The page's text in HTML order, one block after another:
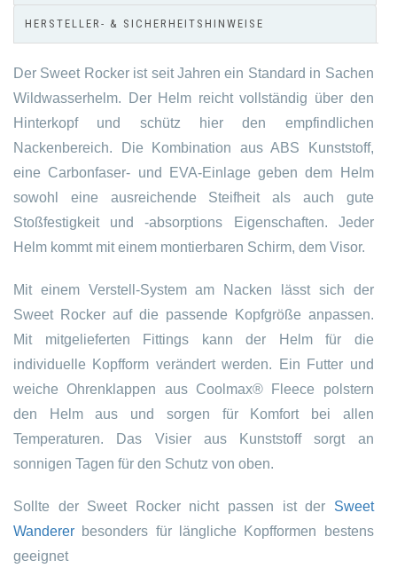
HERSTELLER- & SICHERHEITSHINWEISE
Der Sweet Rocker ist seit Jahren ein Standard in Sachen
Wildwasserhelm. Der Helm reicht vollständig über den
Hinterkopf und schütz hier den empfindlichen
Nackenbereich. Die Kombination aus ABS Kunststoff,
eine Carbonfaser- und EVA-Einlage geben dem Helm
sowohl eine ausreichende Steifheit als auch gute
Stoßfestigkeit und -absorptions Eigenschaften. Jeder
Helm kommt mit einem montierbaren Schirm, dem Visor.
Mit einem Verstell-System am Nacken lässt sich der
Sweet Rocker auf die passende Kopfgröße anpassen.
Mit mitgelieferten Fittings kann der Helm für die
individuelle Kopfform verändert werden. Ein Futter und
weiche Ohrenklappen aus Coolmax® Fleece polstern
den Helm aus und sorgen für Komfort bei allen
Temperaturen. Das Visier aus Kunststoff sorgt an
sonnigen Tagen für den Schutz von oben.
Sollte der Sweet Rocker nicht passen ist der Sweet
Wanderer besonders für längliche Kopfformen bestens
geeignet